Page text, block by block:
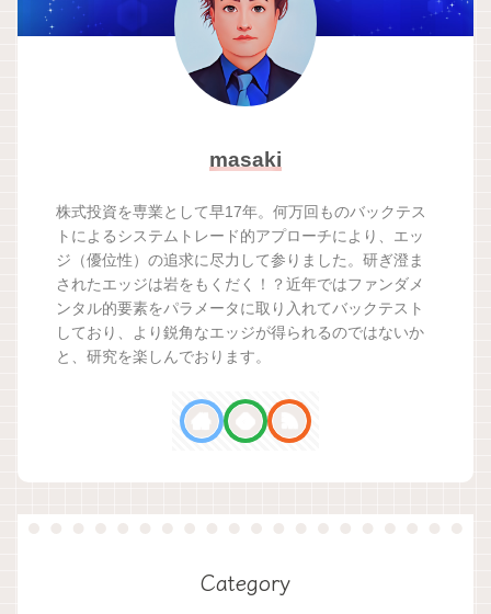
masaki
株式投資を専業として早17年。何万回ものバックテス
トによるシステムトレード的アプローチにより、エッ
ジ（優位性）の追求に尽力して参りました。研ぎ澄ま
されたエッジは岩をもくだく！？近年ではファンダメ
ンタル的要素をパラメータに取り入れてバックテスト
しており、より鋭角なエッジが得られるのではないか
と、研究を楽しんでおります。
Category